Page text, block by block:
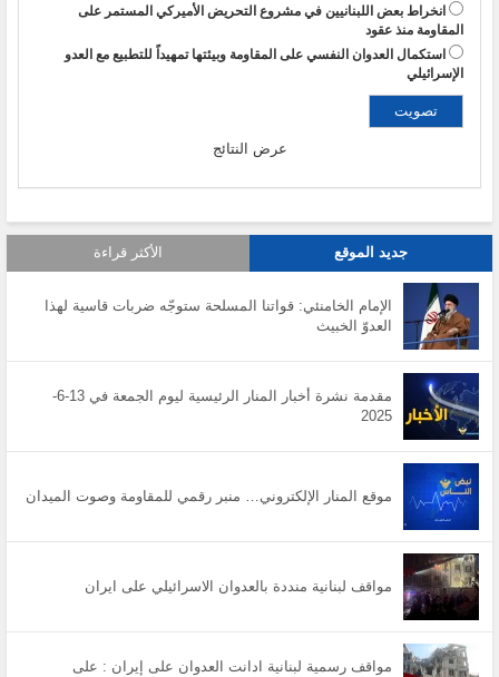
انخراط بعض اللبنانيين في مشروع التحريض الأميركي المستمر على
المقاومة منذ عقود
استكمال العدوان النفسي على المقاومة وبيئتها تمهيداً للتطبيع مع العدو
الإسرائيلي
عرض النتائج
جديد الموقع الأكثر قراءة
الإمام الخامنئي: قواتنا المسلحة ستوجّه ضربات قاسية لهذا
العدوّ الخبيث
مقدمة نشرة أخبار المنار الرئيسية ليوم الجمعة في 13-6-
2025
موقع المنار الإلكتروني… منبر رقمي للمقاومة وصوت الميدان
مواقف لبنانية منددة بالعدوان الاسرائيلي على ايران
مواقف رسمية لبنانية ادانت العدوان على إيران : على